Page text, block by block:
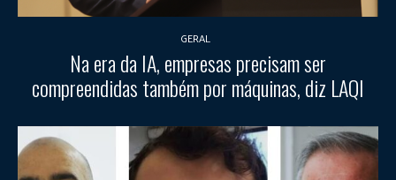
GERAL
Na era da IA, empresas precisam ser
compreendidas também por máquinas, diz LAQI